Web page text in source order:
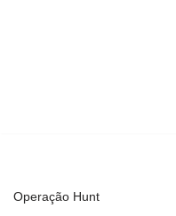
Operação Hunt